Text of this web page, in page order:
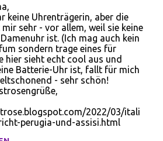
keine Uhrenträgerin, aber die
sehr - vor allem, weil sie keine
ist. (Ich mag auch kein
sondern trage eines für
hier sieht echt cool aus und
Batterie-Uhr ist, fallt für mich
- sehr schön!
2022/03/itali
perugia-und-assisi.html